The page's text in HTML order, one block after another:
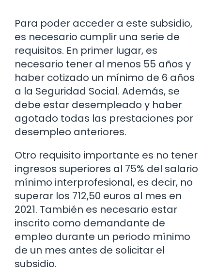
Para poder acceder a este subsidio,
es necesario cumplir una serie de
requisitos. En primer lugar, es
necesario tener al menos 55 años y
haber cotizado un mínimo de 6 años
a la Seguridad Social. Además, se
debe estar desempleado y haber
agotado todas las prestaciones por
desempleo anteriores.
Otro requisito importante es no tener
ingresos superiores al 75% del salario
mínimo interprofesional, es decir, no
superar los 712,50 euros al mes en
2021. También es necesario estar
inscrito como demandante de
empleo durante un periodo mínimo
de un mes antes de solicitar el
subsidio.